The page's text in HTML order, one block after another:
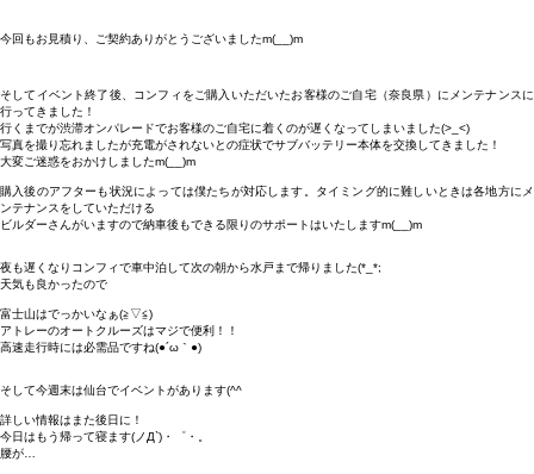
今回もお見積り、ご契約ありがとうございましたm(__)m
そしてイベント終了後、コンフィをご購入いただいたお客様のご自宅（奈良県）にメンテナンスに
行ってきました！
行くまでが渋滞オンパレードでお客様のご自宅に着くのが遅くなってしまいました(>_<)
写真を撮り忘れましたが充電がされないとの症状でサブバッテリー本体を交換してきました！
大変ご迷惑をおかけしましたm(__)m
購入後のアフターも状況によっては僕たちが対応します。タイミング的に難しいときは各地方にメ
ンテナンスをしていただける
ビルダーさんがいますので納車後もできる限りのサポートはいたしますm(__)m
夜も遅くなりコンフィで車中泊して次の朝から水戸まで帰りました(*_*;
天気も良かったので
富士山はでっかいなぁ(≧▽≦)
アトレーのオートクルーズはマジで便利！！
高速走行時には必需品ですね(●´ω｀●)
そして今週末は仙台でイベントがあります(^^ゞ
詳しい情報はまた後日に！
今日はもう帰って寝ます(ノД`)・゜・。
腰が…